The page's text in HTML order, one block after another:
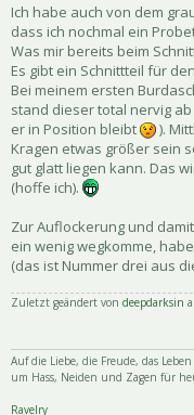
Ich habe auch von dem
dass ich nochmal ein
Was mir bereits beim
Es gibt ein Schnittteil für
Bei meinem ersten
stand dieser total nervig
er in Position bleibt
).
Kragen etwas größer sein
gut glatt liegen kann. Das
(hoffe ich).
Zur Auflockerung und
ein wenig wegkomme,
(das ist Nummer drei aus
Zuletzt geändert von deepdarksin
Auf die Liebe, die Freude, das
um Hass, Neiden und Zagen für
Ravelry